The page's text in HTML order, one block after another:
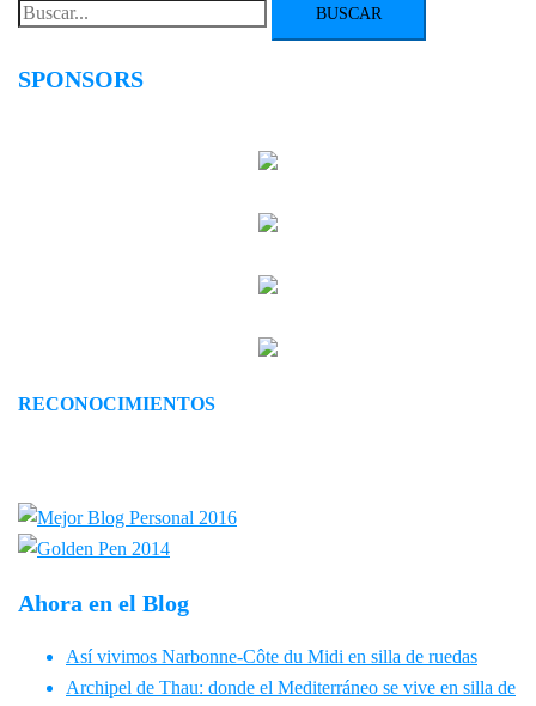
Buscar:
SPONSORS
RECONOCIMIENTOS
Ahora en el Blog
Así vivimos Narbonne-Côte du Midi en silla de ruedas
Archipel de Thau: donde el Mediterráneo se vive en silla de